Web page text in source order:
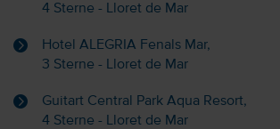
4 Sterne - Lloret de Mar
Hotel ALEGRIA Fenals Mar,
3 Sterne - Lloret de Mar
Guitart Central Park Aqua Resort,
4 Sterne - Lloret de Mar